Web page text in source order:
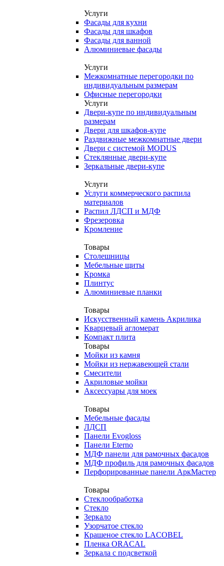
Услуги
Фасады для кухни
Фасады для шкафов
Фасады для ванной
Алюминиевые фасады
Услуги
Межкомнатные перегородки по
индивидуальным размерам
Офисные перегородки
Услуги
Двери-купе по индивидуальным
размерам
Двери для шкафов-купе
Раздвижные межкомнатные двери
Двери с системой MODUS
Стеклянные двери-купе
Зеркальные двери-купе
Услуги
Услуги коммерческого распила
материалов
Распил ЛДСП и МДФ
Фрезеровка
Кромление
Товары
Столешницы
Мебельные щиты
Кромка
Плинтус
Алюминиевые планки
Товары
Искусственный камень Акрилика
Кварцевый агломерат
Компакт плита
Товары
Мойки из камня
Мойки из нержавеющей стали
Смесители
Акриловые мойки
Аксессуары для моек
Товары
Мебельные фасады
ЛДСП
Панели Evogloss
Панели Eterno
МДФ панели для рамочных фасадов
МДФ профиль для рамочных фасадов
Перфорированные панели АркМастер
Товары
Стеклообработка
Стекло
Зеркало
Узорчатое стекло
Крашеное стекло LACOBEL
Пленка ORACAL
Зеркала с подсветкой